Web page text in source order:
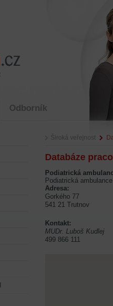
Odborník
Široká veřejnost
Databáze
Podiatrická
Podiatrická
Adresa:
Gorkého 77
541 21 Trutnov
Kontakt:
MUDr. Luboš Kudlej
499 866 111